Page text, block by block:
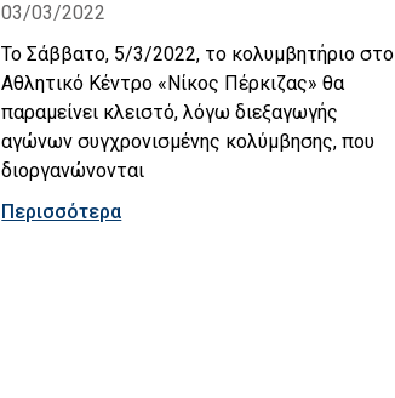
03/03/2022
Το Σάββατο, 5/3/2022, το κολυμβητήριο στο
Αθλητικό Κέντρο «Νίκος Πέρκιζας» θα
παραμείνει κλειστό, λόγω διεξαγωγής
αγώνων συγχρονισμένης κολύμβησης, που
διοργανώνονται
Περισσότερα